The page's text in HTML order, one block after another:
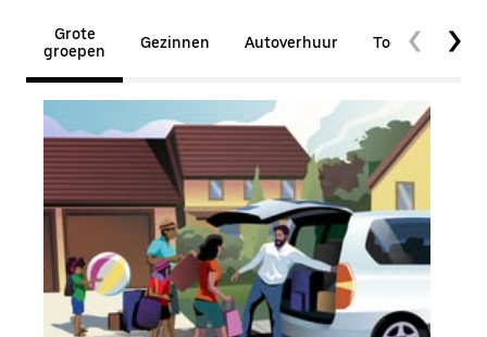
Grote
groepen
Gezinnen Autoverhuur